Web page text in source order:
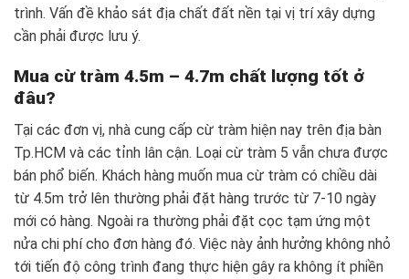
trình. Vấn đề khảo sát địa chất đất nền tại vị trí xây dựng
cần phải được lưu ý.
Mua cừ tràm 4.5m – 4.7m chất lượng tốt ở
đâu?
Tại các đơn vị, nhà cung cấp cừ tràm hiện nay trên địa bàn
Tp.HCM và các tỉnh lân cận. Loại cừ tràm 5 vẫn chưa được
bán phổ biến. Khách hàng muốn mua cừ tràm có chiều dài
từ 4.5m trở lên thường phải đặt hàng trước từ 7-10 ngày
mới có hàng. Ngoài ra thường phải đặt cọc tạm ứng một
nửa chi phí cho đơn hàng đó. Việc này ảnh hưởng không nhỏ
tới tiến độ công trình đang thực hiện gây ra không ít phiền